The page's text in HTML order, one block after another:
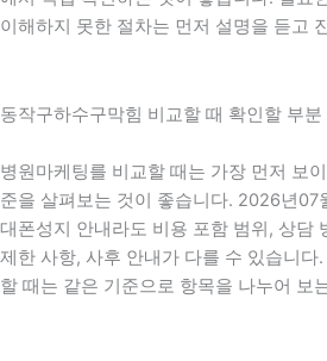
이해하지 못한 절차는 먼저 설명을 듣고
동작구하수구막힘 비교할 때 확인할 부분
병원마케팅를 비교할 때는 가장 먼저 보
준을 살펴보는 것이 좋습니다. 2026년
대폰성지 안내라도 비용 포함 범위, 상담
제한 사항, 사후 안내가 다를 수 있습니다
할 때는 같은 기준으로 항목을 나누어 보